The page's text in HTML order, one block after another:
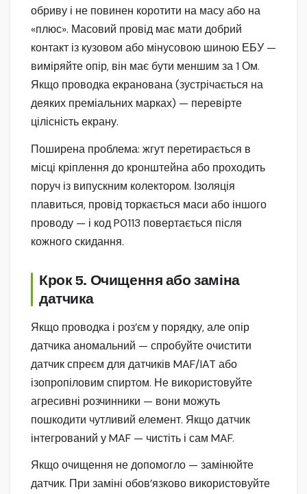
обриву і не повинен коротити на масу або на
«плюс». Масовий провід має мати добрий
контакт із кузовом або мінусовою шиною ЕБУ —
виміряйте опір, він має бути меншим за 1 Ом.
Якщо проводка екранована (зустрічається на
деяких преміальних марках) — перевірте
цілісність екрану.
Поширена проблема: жгут перетирається в
місці кріплення до кронштейна або проходить
поруч із випускним колектором. Ізоляція
плавиться, провід торкається маси або іншого
проводу — і код P0113 повертається після
кожного скидання.
Крок 5. Очищення або заміна
датчика
Якщо проводка і роз’єм у порядку, але опір
датчика аномальний — спробуйте очистити
датчик спреєм для датчиків MAF/IAT або
ізопропіловим спиртом. Не використовуйте
агресивні розчинники — вони можуть
пошкодити чутливий елемент. Якщо датчик
інтегрований у MAF — чистіть і сам MAF.
Якщо очищення не допомогло — замінюйте
датчик. При заміні обов’язково використовуйте